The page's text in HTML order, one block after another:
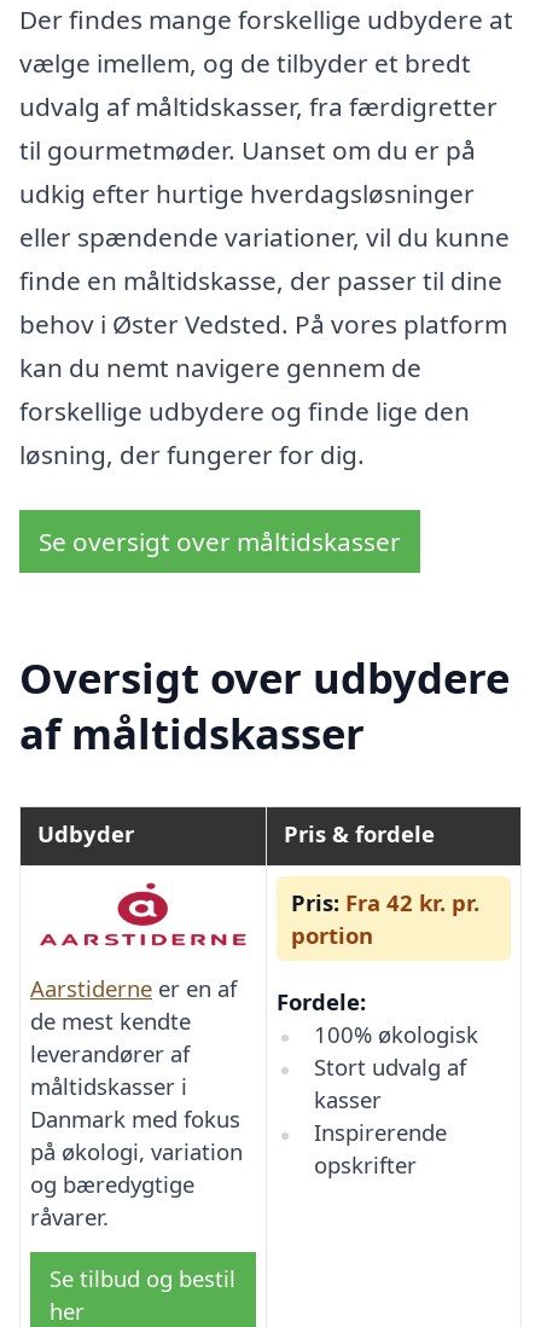
Der findes mange forskellige udbydere at
vælge imellem, og de tilbyder et bredt
udvalg af måltidskasser, fra færdigretter
til gourmetmøder. Uanset om du er på
udkig efter hurtige hverdagsløsninger
eller spændende variationer, vil du kunne
finde en måltidskasse, der passer til dine
behov i Øster Vedsted. På vores platform
kan du nemt navigere gennem de
forskellige udbydere og finde lige den
løsning, der fungerer for dig.
Se oversigt over måltidskasser
Oversigt over udbydere
af måltidskasser
Udbyder Pris & fordele
Aarstiderne er en af
de mest kendte
leverandører af
måltidskasser i
Danmark med fokus
på økologi, variation
og bæredygtige
råvarer.
Se tilbud og bestil
her
Pris: Fra 42 kr. pr.
portion
Fordele:
100% økologisk
Stort udvalg af
kasser
Inspirerende
opskrifter